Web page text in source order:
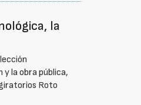
la
la obra pública,
Roto